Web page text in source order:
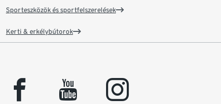
Sporteszközök és sportfelszerelések
Kerti & erkélybútorok
facebook youtube instagram